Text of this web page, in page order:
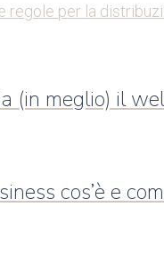
regole per la
(in meglio) il
cos’è e